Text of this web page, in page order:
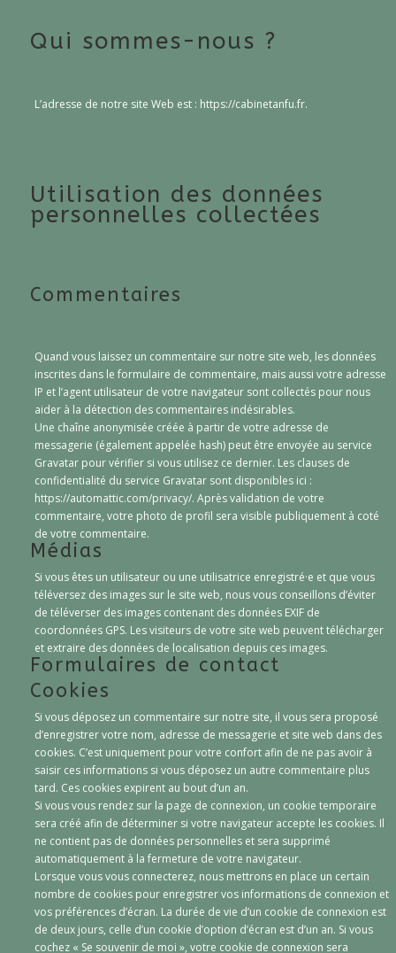
Qui sommes-nous ?
L’adresse de notre site Web est : https://cabinetanfu.fr.
Utilisation des données
personnelles collectées
Commentaires
Quand vous laissez un commentaire sur notre site web, les données
inscrites dans le formulaire de commentaire, mais aussi votre adresse
IP et l’agent utilisateur de votre navigateur sont collectés pour nous
aider à la détection des commentaires indésirables.
Une chaîne anonymisée créée à partir de votre adresse de
messagerie (également appelée hash) peut être envoyée au service
Gravatar pour vérifier si vous utilisez ce dernier. Les clauses de
confidentialité du service Gravatar sont disponibles ici :
https://automattic.com/privacy/. Après validation de votre
commentaire, votre photo de profil sera visible publiquement à coté
de votre commentaire.
Médias
Si vous êtes un utilisateur ou une utilisatrice enregistré·e et que vous
téléversez des images sur le site web, nous vous conseillons d’éviter
de téléverser des images contenant des données EXIF de
coordonnées GPS. Les visiteurs de votre site web peuvent télécharger
et extraire des données de localisation depuis ces images.
Formulaires de contact
Cookies
Si vous déposez un commentaire sur notre site, il vous sera proposé
d’enregistrer votre nom, adresse de messagerie et site web dans des
cookies. C’est uniquement pour votre confort afin de ne pas avoir à
saisir ces informations si vous déposez un autre commentaire plus
tard. Ces cookies expirent au bout d’un an.
Si vous vous rendez sur la page de connexion, un cookie temporaire
sera créé afin de déterminer si votre navigateur accepte les cookies. Il
ne contient pas de données personnelles et sera supprimé
automatiquement à la fermeture de votre navigateur.
Lorsque vous vous connecterez, nous mettrons en place un certain
nombre de cookies pour enregistrer vos informations de connexion et
vos préférences d’écran. La durée de vie d’un cookie de connexion est
de deux jours, celle d’un cookie d’option d’écran est d’un an. Si vous
cochez « Se souvenir de moi », votre cookie de connexion sera